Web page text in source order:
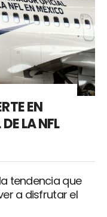
EN
LA NFL
tendencia que
a disfrutar el